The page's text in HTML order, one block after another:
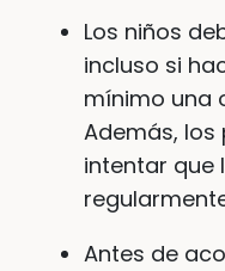
Los niños
incluso si
mínimo una
Además, los
intentar que
Antes de